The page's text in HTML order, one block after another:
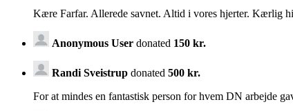
Kære Farfar. Allerede savnet. Altid i vores hjerter. Kærlig
Anonymous User donated 150 kr.
Randi Sveistrup donated 500 kr.
For at mindes en fantastisk person for hvem DN arbejde